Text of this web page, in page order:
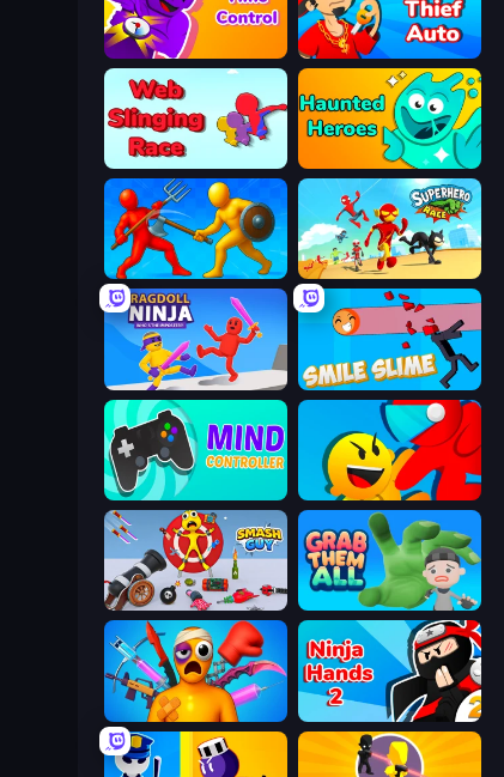
Time Control! Super Thief Auto
Web Slinging Race Haunted Heroes
Epic Sword Battle! Fight in Arena Superhero Race!
Ragdoll Ninja: Imposter Hero Smile Slime
Mind Controller Riot Escape
Smash Guy: Ragdoll Punch Hero Grab Them All
Fun Ragdoll Challenge! Ninja Hands 2